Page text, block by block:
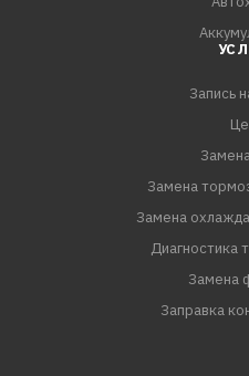
Запись
Замена
Замена
Диагностика
Замена
Заправка